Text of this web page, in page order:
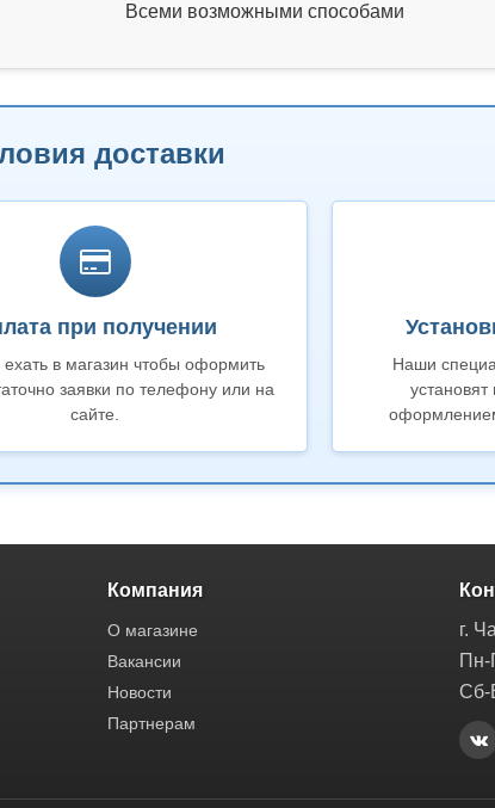
Всеми возможными способами
доставки
при получении
в магазин чтобы оформить
заявки по телефону или на
сайте.
Наши
Компания
О магазине
Вакансии
Новости
Партнерам
г.
Пн-
Сб-